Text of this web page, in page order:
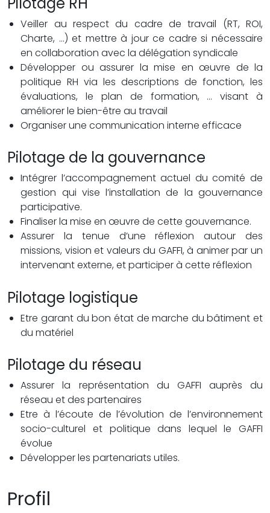
Veiller au respect du cadre de travail (RT, ROI,
Charte, …) et mettre à jour ce cadre si nécessaire
en collaboration avec la délégation syndicale
Développer ou assurer la mise en œuvre de la
politique RH via les descriptions de fonction, les
évaluations, le plan de formation, … visant à
améliorer le bien-être au travail
Organiser une communication interne efficace
Pilotage de la gouvernance
Intégrer l’accompagnement actuel du comité de
gestion qui vise l’installation de la gouvernance
participative.
Finaliser la mise en œuvre de cette gouvernance.
Assurer la tenue d’une réflexion autour des
missions, vision et valeurs du GAFFI, à animer par un
intervenant externe, et participer à cette réflexion
Pilotage logistique
Etre garant du bon état de marche du bâtiment et
du matériel
Pilotage du réseau
Assurer la représentation du GAFFI auprès du
réseau et des partenaires
Etre à l’écoute de l’évolution de l’environnement
socio-culturel et politique dans lequel le GAFFI
évolue
Développer les partenariats utiles.
Profil